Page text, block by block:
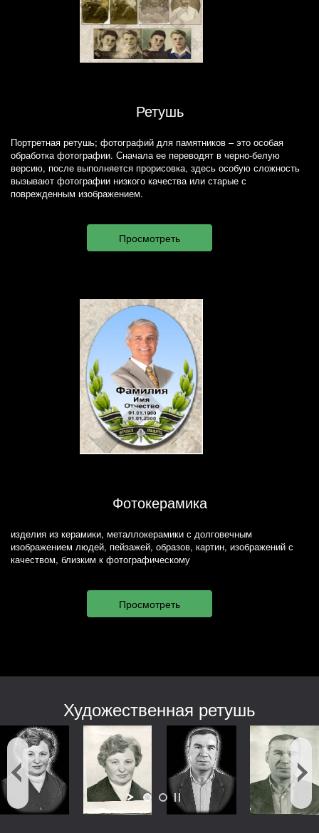
Ретушь
Портретная ретушь; фотографий для памятников – это особая
обработка фотографии. Сначала ее переводят в черно-белую
версию, после выполняется прорисовка, здесь особую сложность
вызывают фотографии низкого качества или старые с
поврежденным изображением.
Фотокерамика
изделия из керамики, металлокерамики с долговечным
изображением людей, пейзажей, образов, картин, изображений с
качеством, близким к фотографическому
Художественная ретушь